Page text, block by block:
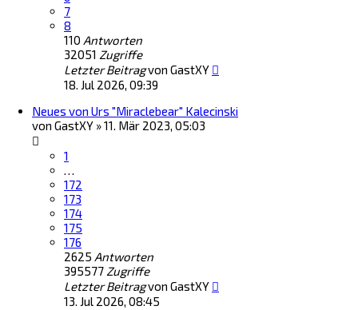
7
8
110 Antworten
32051 Zugriffe
Letzter Beitragvon GastXY
18. Jul 2026, 09:39
Neues von Urs "Miraclebear" Kalecinski
von GastXY »11. Mär 2023, 05:03
1
…
172
173
174
175
176
2625 Antworten
395577 Zugriffe
Letzter Beitragvon GastXY
13. Jul 2026, 08:45